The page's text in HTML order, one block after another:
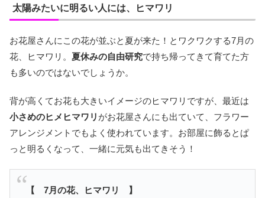
太陽みたいに明るい人には、ヒマワリ
お花屋さんにこの花が並ぶと夏が来た！とワクワクする7月の
花、ヒマワリ。 夏休みの自由研究で持ち帰ってきて育てた方
も多いのではないでしょうか。
背が高くてお花も大きいイメージのヒマワリですが、最近は
小さめのヒメヒマワリ がお花屋さんにも出ていて、フラワー
アレンジメントでもよく使われています。お部屋に飾るとぱ
っと明るくなって、一緒に元気も出てきそう！
【 7月の花、ヒマワリ 】